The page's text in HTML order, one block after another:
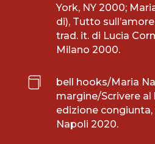
York, NY 2000;
di), Tutto
trad. it. di Lucia
Milano 2000.

bell hooks/Maria
margine/Scrivere al
edizione
Napoli 2020.